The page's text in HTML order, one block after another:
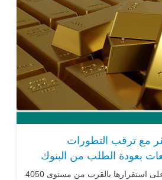
مع ترقب التطورات
بعودة الطلب من البنوك
حافظت أسعار الذهب على استقرارها بالقرب من مستوى 4050